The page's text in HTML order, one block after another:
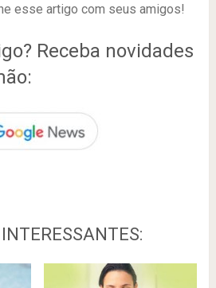
esse artigo com seus amigos!
Receba novidades